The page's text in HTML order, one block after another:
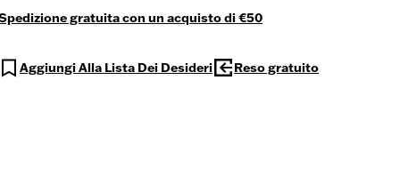
gratuita con un acquisto di €50
Aggiungi Alla Lista Dei Desideri Reso gratuito